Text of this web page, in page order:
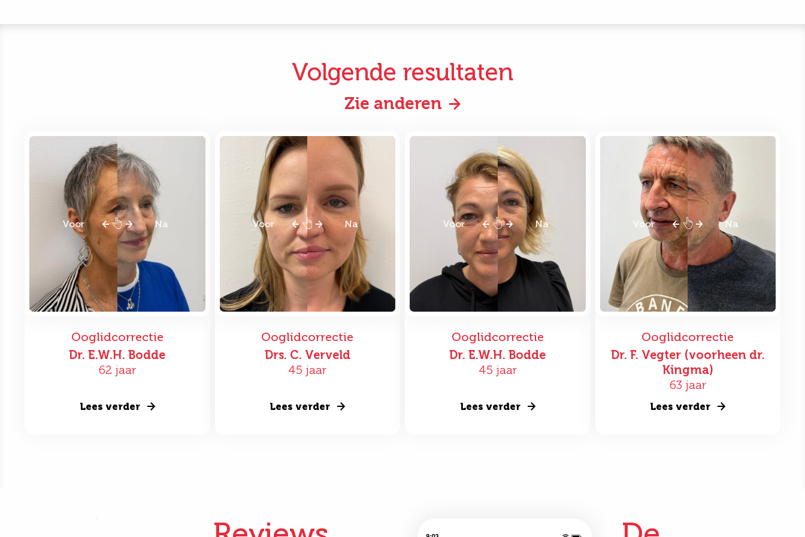
Volgende resultaten
Zie anderen
Voor Na
Ooglidcorrectie
Dr. E.W.H. Bodde
62 jaar
Lees verder
Voor Na
Ooglidcorrectie
Drs. C. Verveld
45 jaar
Lees verder
Voor Na
Ooglidcorrectie
Dr. E.W.H. Bodde
45 jaar
Lees verder
Voor Na
Ooglidcorrectie
Dr. F. Vegter (voorheen dr.
Kingma)
63 jaar
Lees verder